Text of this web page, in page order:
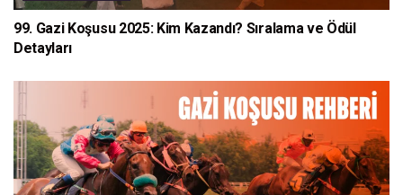
99. Gazi Koşusu 2025: Kim Kazandı? Sıralama ve Ödül
Detayları